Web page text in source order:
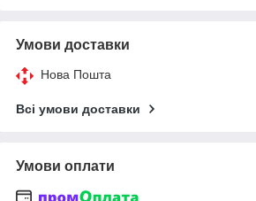
Умови доставки
Нова Пошта
Всі умови доставки
Умови оплати